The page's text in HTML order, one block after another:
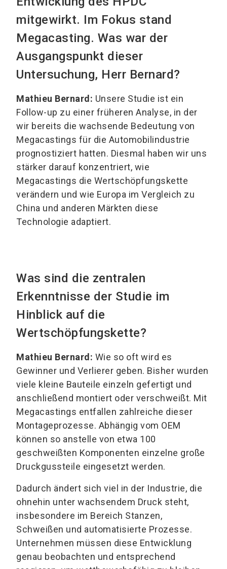
mitgewirkt. Im Fokus stand
Megacasting. Was war der
Ausgangspunkt dieser
Untersuchung, Herr Bernard?
Mathieu Bernard: Unsere Studie ist ein
Follow-up zu einer früheren Analyse, in der
wir bereits die wachsende Bedeutung von
Megacastings für die Automobilindustrie
prognostiziert hatten. Diesmal haben wir uns
stärker darauf konzentriert, wie
Megacastings die Wertschöpfungskette
verändern und wie Europa im Vergleich zu
China und anderen Märkten diese
Technologie adaptiert.
Was sind die zentralen
Erkenntnisse der Studie im
Hinblick auf die
Wertschöpfungskette?
Mathieu Bernard: Wie so oft wird es
Gewinner und Verlierer geben. Bisher wurden
viele kleine Bauteile einzeln gefertigt und
anschließend montiert oder verschweißt. Mit
Megacastings entfallen zahlreiche dieser
Montageprozesse. Abhängig vom OEM
können so anstelle von etwa 100
geschweißten Komponenten einzelne große
Druckgussteile eingesetzt werden.
Dadurch ändert sich viel in der Industrie, die
ohnehin unter wachsendem Druck steht,
insbesondere im Bereich Stanzen,
Schweißen und automatisierte Prozesse.
Unternehmen müssen diese Entwicklung
genau beobachten und entsprechend